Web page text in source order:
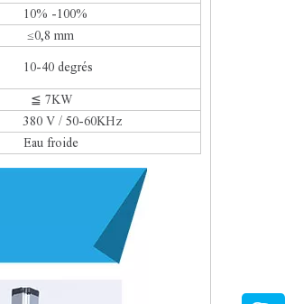
10% -100%
≤0,8 mm
10-40 degrés
≦ 7KW
380 V / 50-60KHz
Eau froide